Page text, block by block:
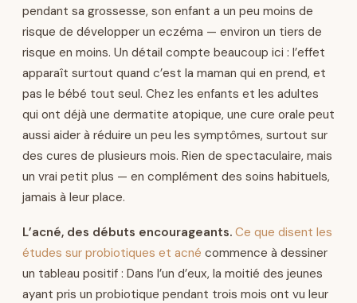
pendant sa grossesse, son enfant a un peu moins de
risque de développer un eczéma — environ un tiers de
risque en moins. Un détail compte beaucoup ici : l’effet
apparaît surtout quand c’est la maman qui en prend, et
pas le bébé tout seul. Chez les enfants et les adultes
qui ont déjà une dermatite atopique, une cure orale peut
aussi aider à réduire un peu les symptômes, surtout sur
des cures de plusieurs mois. Rien de spectaculaire, mais
un vrai petit plus — en complément des soins habituels,
jamais à leur place.
L’acné, des débuts encourageants. Ce que disent les
études sur probiotiques et acné commence à dessiner
un tableau positif : Dans l’un d’eux, la moitié des jeunes
ayant pris un probiotique pendant trois mois ont vu leur